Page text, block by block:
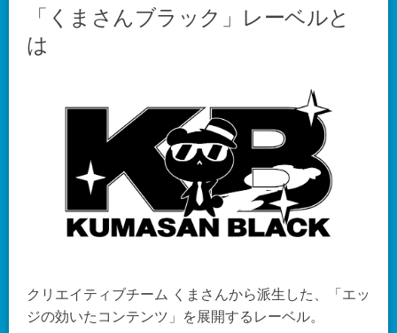
「くまさんブラック」レーベルと
は
クリエイティブチーム くまさんから派生した、「エッ
ジの効いたコンテンツ」を展開するレーベル。